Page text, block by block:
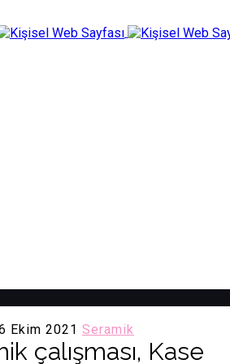
Ekim 2021 Seramik
çalışması, Kase